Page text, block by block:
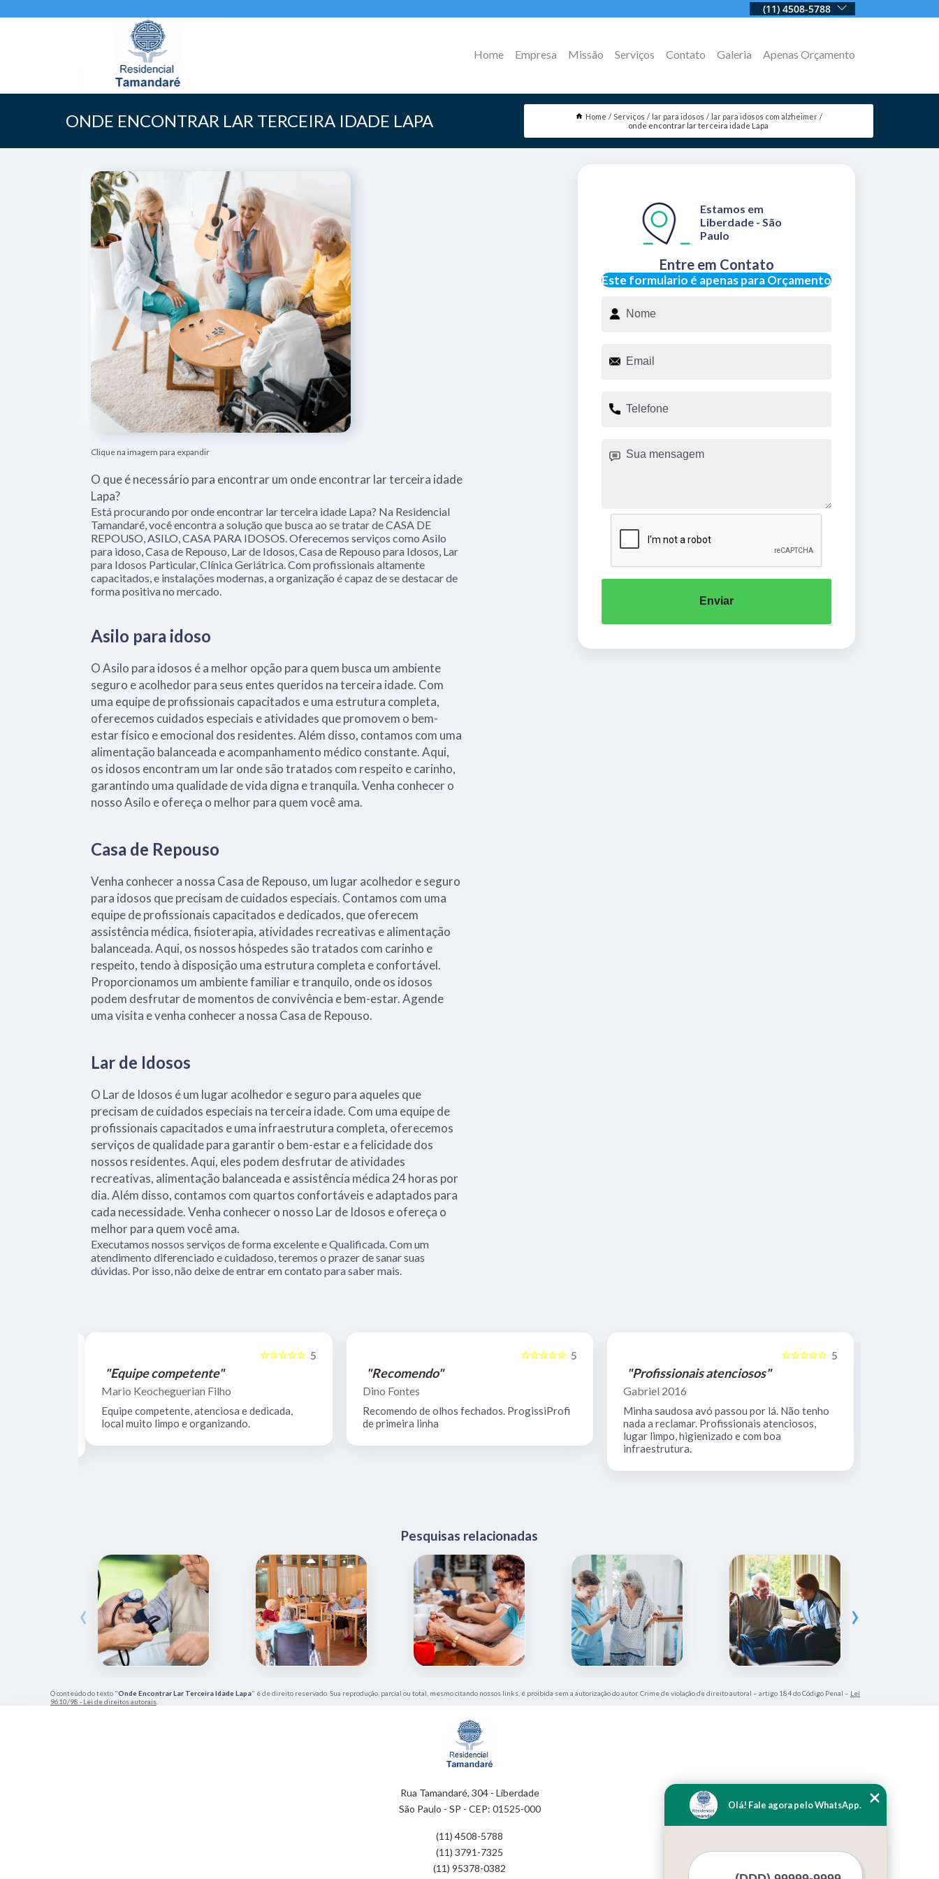
(11) 4508-5788
Home Empresa Missão Serviços Contato Galeria Apenas Orçamento
ONDE ENCONTRAR LAR TERCEIRA IDADE LAPA Home Serviços lar para idosos
lar para idosos com alzheimer
onde encontrar lar terceira idade Lapa
Clique na imagem para expandir
O que é necessário para encontrar um onde encontrar lar terceira idade
Lapa?
Está procurando por onde encontrar lar terceira idade Lapa? Na Residencial
Tamandaré, você encontra a solução que busca ao se tratar de CASA DE
REPOUSO, ASILO, CASA PARA IDOSOS. Oferecemos serviços como Asilo
para idoso, Casa de Repouso, Lar de Idosos, Casa de Repouso para Idosos, Lar
para Idosos Particular, Clínica Geriátrica. Com profissionais altamente
capacitados, e instalações modernas, a organização é capaz de se destacar de
forma positiva no mercado.
Asilo para idoso
O Asilo para idosos é a melhor opção para quem busca um ambiente
seguro e acolhedor para seus entes queridos na terceira idade. Com
uma equipe de profissionais capacitados e uma estrutura completa,
oferecemos cuidados especiais e atividades que promovem o bem-
estar físico e emocional dos residentes. Além disso, contamos com uma
alimentação balanceada e acompanhamento médico constante. Aqui,
os idosos encontram um lar onde são tratados com respeito e carinho,
garantindo uma qualidade de vida digna e tranquila. Venha conhecer o
nosso Asilo e ofereça o melhor para quem você ama.
Casa de Repouso
Venha conhecer a nossa Casa de Repouso, um lugar acolhedor e seguro
para idosos que precisam de cuidados especiais. Contamos com uma
equipe de profissionais capacitados e dedicados, que oferecem
assistência médica, fisioterapia, atividades recreativas e alimentação
balanceada. Aqui, os nossos hóspedes são tratados com carinho e
respeito, tendo à disposição uma estrutura completa e confortável.
Proporcionamos um ambiente familiar e tranquilo, onde os idosos
podem desfrutar de momentos de convivência e bem-estar. Agende
uma visita e venha conhecer a nossa Casa de Repouso.
Lar de Idosos
O Lar de Idosos é um lugar acolhedor e seguro para aqueles que
precisam de cuidados especiais na terceira idade. Com uma equipe de
profissionais capacitados e uma infraestrutura completa, oferecemos
serviços de qualidade para garantir o bem-estar e a felicidade dos
nossos residentes. Aqui, eles podem desfrutar de atividades
recreativas, alimentação balanceada e assistência médica 24 horas por
dia. Além disso, contamos com quartos confortáveis e adaptados para
cada necessidade. Venha conhecer o nosso Lar de Idosos e ofereça o
melhor para quem você ama.
Executamos nossos serviços de forma excelente e Qualificada. Com um
atendimento diferenciado e cuidadoso, teremos o prazer de sanar suas
dúvidas. Por isso, não deixe de entrar em contato para saber mais.
Este formulario é apenas para Orçamento
Entre em Contato
Estamos em
Liberdade - São
Paulo
Enviar
5
☆☆☆☆☆
"Equipe competente"
Mario Keocheguerian Filho
Equipe competente, atenciosa e dedicada,
local muito limpo e organizando.
5
☆☆☆☆☆
"Recomendo"
Dino Fontes
Recomendo de olhos fechados. ProgissiProfi
de primeira linha
5
☆☆☆☆☆
"Profissionais atenciosos"
Gabriel 2016
Minha saudosa avó passou por lá. Não tenho
nada a reclamar. Profissionais atenciosos,
lugar limpo, higienizado e com boa
infraestrutura.
Pesquisas relacionadas
‹ ›
O conteúdo do texto "Onde Encontrar Lar Terceira Idade Lapa" é de direito reservado. Sua reprodução, parcial ou total, mesmo citando nossos links, é proibida sem a autorização do autor. Crime de violação de direito autoral – artigo 184 do Código Penal – Lei
9610/98 - Lei de direitos autorais
Rua Tamandaré, 304 - Liberdade
São Paulo - SP - CEP: 01525-000
(11) 4508-5788
(11) 3791-7325
(11) 95378-0382
Olá! Fale agora pelo WhatsApp.